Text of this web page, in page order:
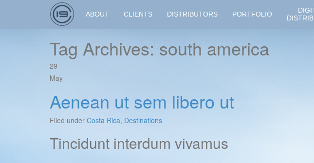
ABOUT CLIENTS DISTRIBUTORS PORTFOLIO
Tag Archives: south america
29
May
Aenean ut sem libero ut
Filed under Costa Rica, Destinations
Tincidunt interdum vivamus